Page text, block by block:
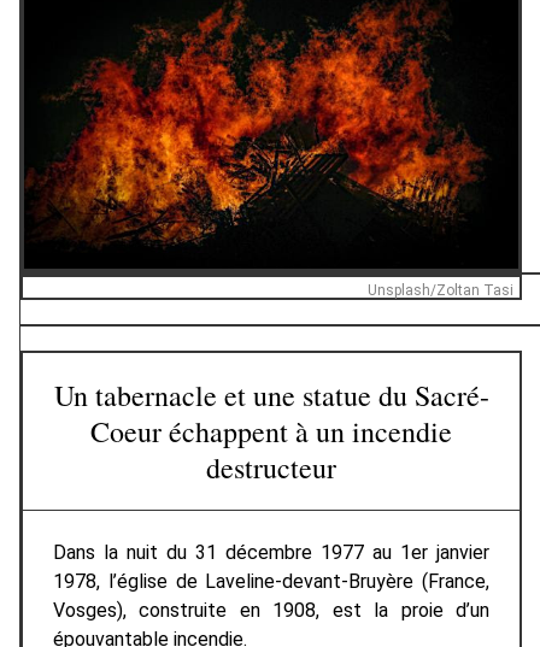
Unsplash/Zoltan Tasi
Un tabernacle et une statue du Sacré-
Coeur échappent à un incendie
destructeur
Dans la nuit du 31 décembre 1977 au 1er janvier
1978, l’église de Laveline-devant-Bruyère (France,
Vosges), construite en 1908, est la proie d’un
épouvantable incendie.